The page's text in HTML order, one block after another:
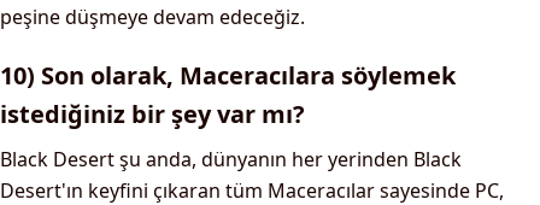
peşine düşmeye devam edeceğiz.
10) Son olarak, Maceracılara söylemek
istediğiniz bir şey var mı?
Black Desert şu anda, dünyanın her yerinden Black
Desert'ın keyfini çıkaran tüm Maceracılar sayesinde PC,